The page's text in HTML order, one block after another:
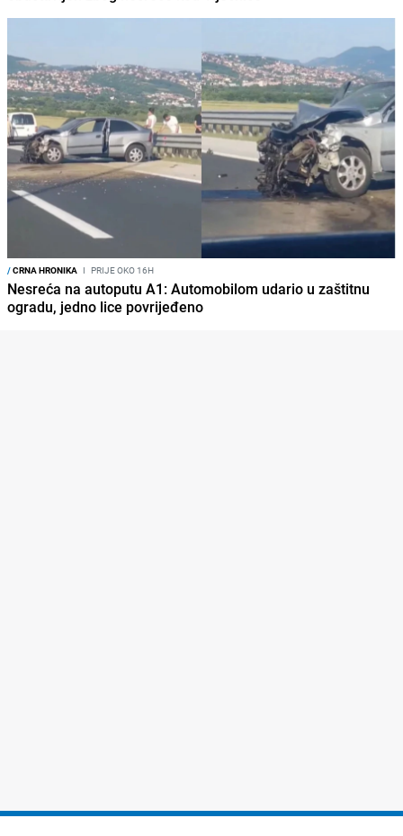
/CRNA HRONIKA I PRIJE OKO 16H
Nesreća na autoputu A1: Automobilom udario u zaštitnu
ogradu, jedno lice povrijeđeno